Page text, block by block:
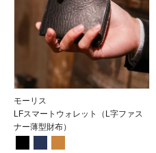
モーリス
LFスマートウォレット（L字ファス
ナー薄型財布）